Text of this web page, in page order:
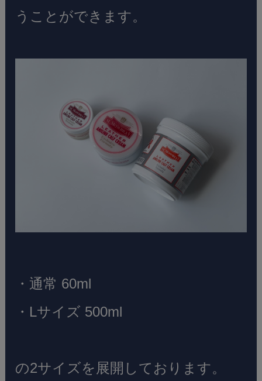
うことができます。
・通常 60ml
・Lサイズ 500ml
の2サイズを展開しております。